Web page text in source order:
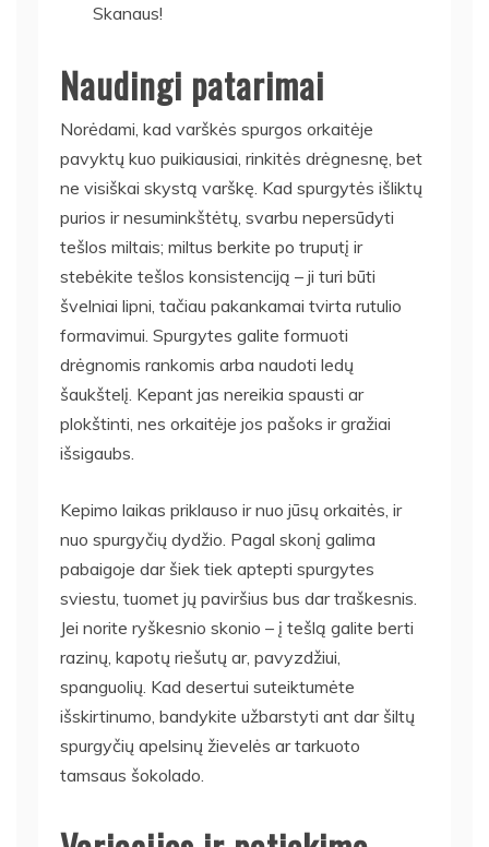
Skanaus!
Naudingi patarimai
Norėdami, kad varškės spurgos orkaitėje
pavyktų kuo puikiausiai, rinkitės drėgnesnę, bet
ne visiškai skystą varškę. Kad spurgytės išliktų
purios ir nesuminkštėtų, svarbu nepersūdyti
tešlos miltais; miltus berkite po truputį ir
stebėkite tešlos konsistenciją – ji turi būti
švelniai lipni, tačiau pakankamai tvirta rutulio
formavimui. Spurgytes galite formuoti
drėgnomis rankomis arba naudoti ledų
šaukštelį. Kepant jas nereikia spausti ar
plokštinti, nes orkaitėje jos pašoks ir gražiai
išsigaubs.
Kepimo laikas priklauso ir nuo jūsų orkaitės, ir
nuo spurgyčių dydžio. Pagal skonį galima
pabaigoje dar šiek tiek aptepti spurgytes
sviestu, tuomet jų paviršius bus dar traškesnis.
Jei norite ryškesnio skonio – į tešlą galite berti
razinų, kapotų riešutų ar, pavyzdžiui,
spanguolių. Kad desertui suteiktumėte
išskirtinumo, bandykite užbarstyti ant dar šiltų
spurgyčių apelsinų žievelės ar tarkuoto
tamsaus šokolado.